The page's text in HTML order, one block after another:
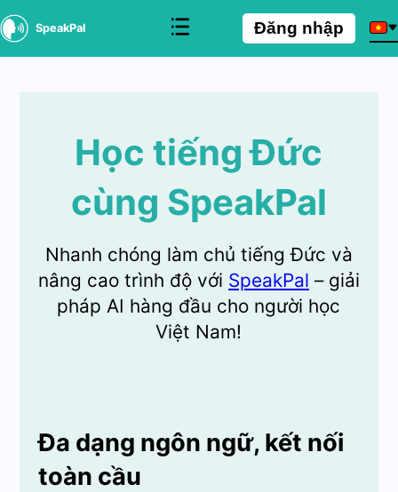
SpeakPal Đăng nhập
Học tiếng Đức
cùng SpeakPal
Nhanh chóng làm chủ tiếng Đức và
nâng cao trình độ với SpeakPal – giải
pháp AI hàng đầu cho người học
Việt Nam!
Đa dạng ngôn ngữ, kết nối
toàn cầu